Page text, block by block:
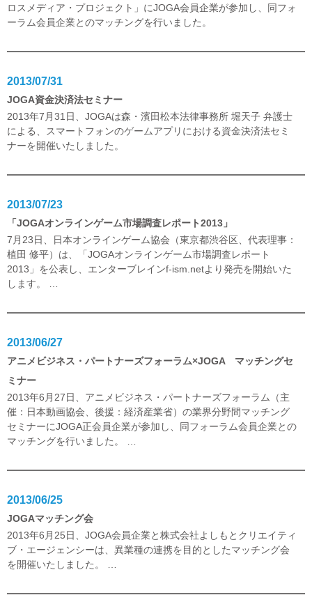
ロスメディア・プロジェクト」にJOGA会員企業が参加し、同フォ
ーラム会員企業とのマッチングを行いました。
2013/07/31
JOGA資金決済法セミナー
2013年7月31日、JOGAは森・濱田松本法律事務所 堀天子 弁護士
による、スマートフォンのゲームアプリにおける資金決済法セミ
ナーを開催いたしました。
2013/07/23
「JOGAオンラインゲーム市場調査レポート2013」
7月23日、日本オンラインゲーム協会（東京都渋谷区、代表理事：
植田 修平）は、「JOGAオンラインゲーム市場調査レポート
2013」を公表し、エンターブレインf-ism.netより発売を開始いた
します。
2013/06/27
アニメビジネス・パートナーズフォーラム×JOGA マッチングセ
ミナー
2013年6月27日、アニメビジネス・パートナーズフォーラム（主
催：日本動画協会、後援：経済産業省）の業界分野間マッチング
セミナーにJOGA正会員企業が参加し、同フォーラム会員企業との
マッチングを行いました。
2013/06/25
JOGAマッチング会
2013年6月25日、JOGA会員企業と株式会社よしもとクリエイティ
ブ・エージェンシーは、異業種の連携を目的としたマッチング会
を開催いたしました。